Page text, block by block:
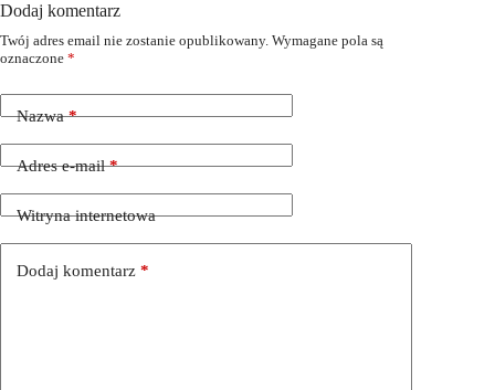
Dodaj komentarz
Twój adres email nie zostanie opublikowany. Wymagane pola są
oznaczone *
Nazwa*
Adres e-mail*
Witryna internetowa
Dodaj komentarz *